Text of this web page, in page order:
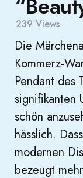
239 Views
Die
Kommerz-
Pendant des
signifikanten
schön
hässlich.
modernen
bezeugt